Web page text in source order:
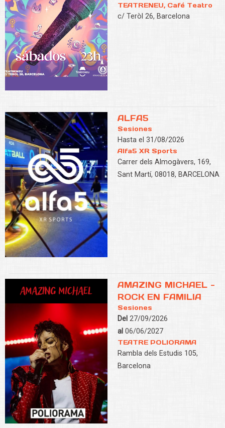
TEATRENEU, Café Teatro
c/ Teròl 26, Barcelona
ALFA5
Sesiones
Hasta el 31/08/2026
Alfa5 XR Sports
Carrer dels Almogàvers, 169,
Sant Martí, 08018, BARCELONA
AMAZING MICHAEL -
ROCK EN FAMILIA
Sesiones
Del 27/09/2026
al 06/06/2027
TEATRE POLIORAMA
Rambla dels Estudis 105,
Barcelona